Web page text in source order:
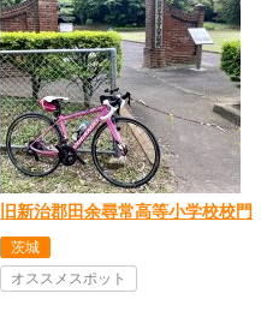
旧新治郡田余尋常高等小学校校門
茨城
オススメスポット